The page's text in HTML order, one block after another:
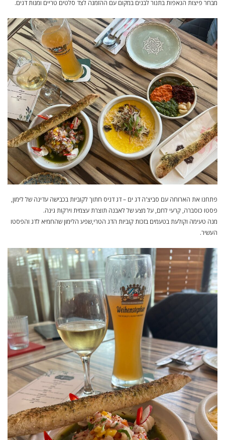
מבחר פיצות הנאפות בתנור לבנים במקום עם ההזמנה לצד סלטים טריים ומנות דגים.
פתחנו את הארוחה עם סביצ'ה דג ים – דג דניס חתוך לקוביות בכבישה עדינה של לימון,
פסטו כוסברה, קרעי לחם, על מצע של לאבנה תוצרת עצמית וירקות גינה.
מנה טעימה וקולעת בטעמים בזכות קוביות הדג הטרי,שפע הלימון שהחמיא לדג והפסטו
העשיר.